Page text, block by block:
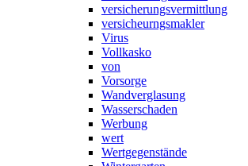
versicherungsvermittlung
versicheurngsmakler
Virus
Vollkasko
von
Vorsorge
Wandverglasung
Wasserschaden
Werbung
wert
Wertgegenstände